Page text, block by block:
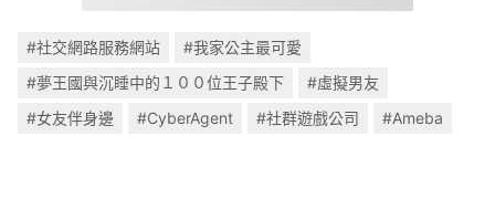
#社交網路服務網站
#我家公主最可愛
#夢王國與沉睡中的１００位王子殿下
#虛擬男友
#女友伴身邊
#CyberAgent #社群遊戲公司 #Ameba